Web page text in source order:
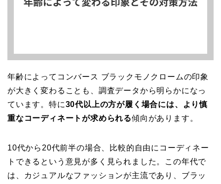
年齢によってコンバース ブラックモノクロームの印象
が大きく変わることも、調査データから明らかになっ
ています。特に30代以上の方が履く場合には、より慎
重なコーディネートが求められる傾向があります。
10代から20代前半の場合、比較的自由にコーディネー
トできるという意見が多く見られました。この年代で
は、カジュアルなファッションが主流であり、ブラッ